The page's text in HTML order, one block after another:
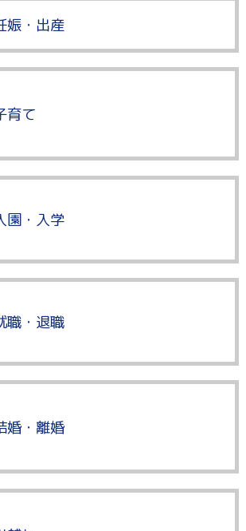
娠・出産
育て
園・入学
職・退職
婚・離婚